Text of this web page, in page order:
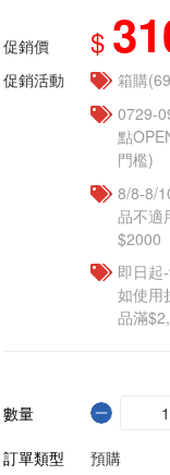
促銷價 $
促銷活動
箱購
​​0729-
點
門檻)
8/8-8/
品不適
$2000
即日起
如使用
品滿
數量
訂單類型
預購